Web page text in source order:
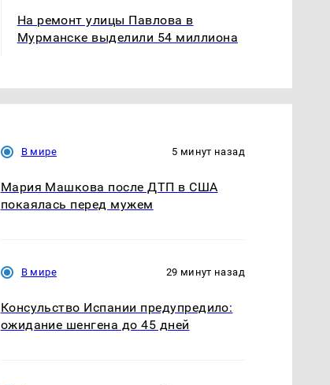
На ремонт улицы Павлова в
Мурманске выделили 54 миллиона
В мире 5 минут назад
Мария Машкова после ДТП в США
покаялась перед мужем
В мире 29 минут назад
Консульство Испании предупредило:
ожидание шенгена до 45 дней